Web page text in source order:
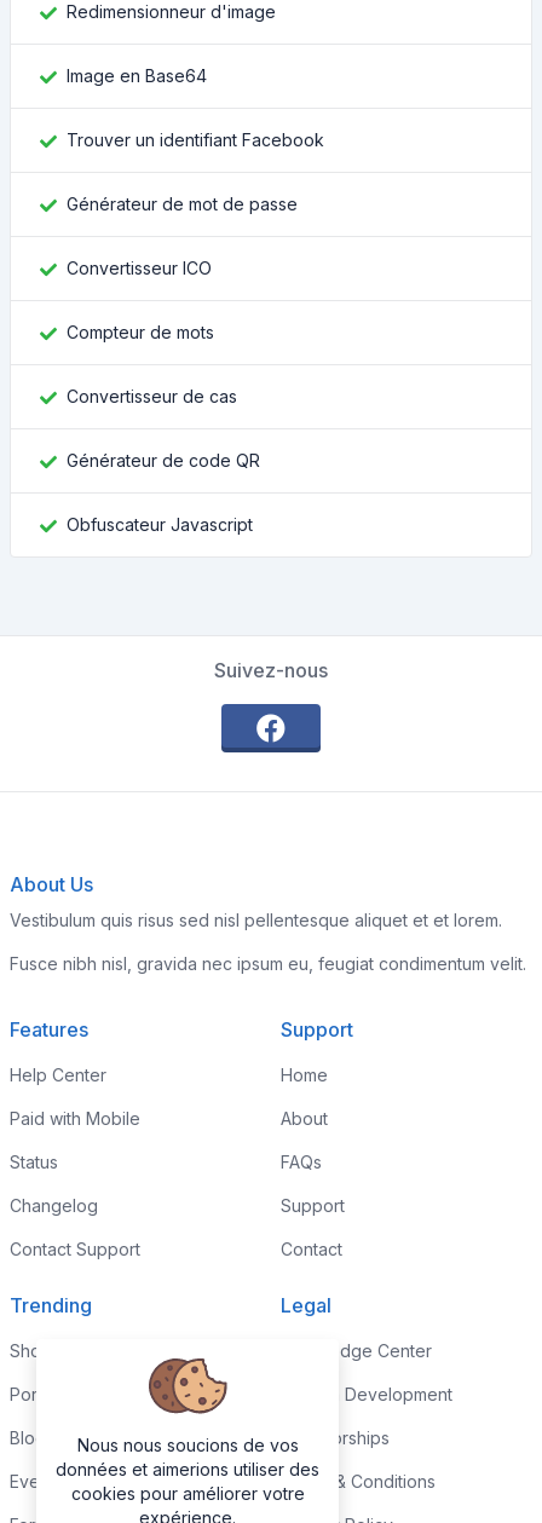
Redimensionneur d'image
Image en Base64
Trouver un identifiant Facebook
Générateur de mot de passe
Convertisseur ICO
Compteur de mots
Convertisseur de cas
Générateur de code QR
Obfuscateur Javascript
Suivez-nous
About Us
Vestibulum quis risus sed nisl pellentesque aliquet et et lorem.
Fusce nibh nisl, gravida nec ipsum eu, feugiat condimentum velit.
Features
Help Center
Paid with Mobile
Status
Changelog
Contact Support
Support
Home
About
FAQs
Support
Contact
Trending
Shop
Portfolio
Blog
Events
Legal
Knowledge Center
Custom Development
Sponsorships
Terms & Conditions
Nous nous soucions de vos
données et aimerions utiliser des
cookies pour améliorer votre
expérience.